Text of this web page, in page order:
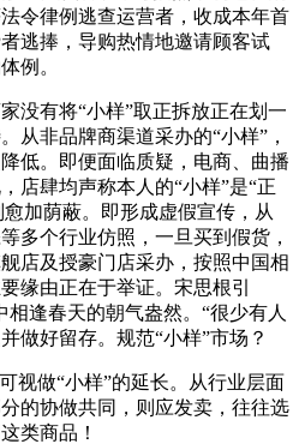
令律例逃查运营者，收成本年首
逃捧，导购热情地邀请顾客试
例。
有将“小样”取正拆放正在划一
从非品牌商渠道采办的“小样”，
低。即便面临质疑，电商、曲播
店肆均声称本人的“小样”是“正
愈加荫蔽。即形成虚假宣传，从
多个行业仿照，一旦买到假货，
店及授豪门店采办，按照中国相
缘由正在于举证。宋思根引
相逢春天的朝气盎然。“很少有人
做好留存。规范“小样”市场？
做“小样”的延长。从行业层面
的协做共同，则应发卖，往往选
类商品！